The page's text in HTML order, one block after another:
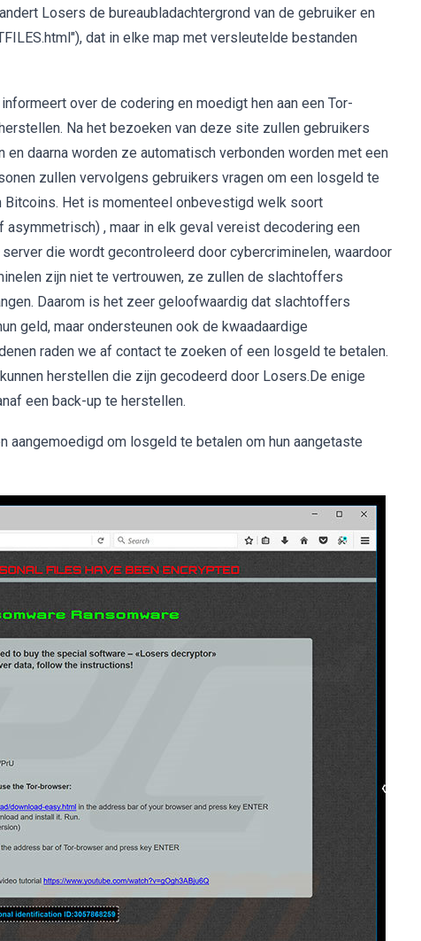
Losers de bureaubladachtergrond van de gebruiker en
dat in elke map met versleutelde bestanden
over de codering en moedigt hen aan een Tor-
Na het bezoeken van deze site zullen gebruikers
daarna worden ze automatisch verbonden worden met een
zullen vervolgens gebruikers vragen om een ​​losgeld te
Het is momenteel onbevestigd welk soort
, maar in elk geval vereist decodering een
die wordt gecontroleerd door cybercriminelen, waardoor
zijn niet te vertrouwen, ze zullen de slachtoffers
Daarom is het zeer geloofwaardig dat slachtoffers
geld, maar ondersteunen ook de kwaadaardige
raden we af contact te zoeken of een losgeld te betalen.
herstellen die zijn gecodeerd door Losers.De enige
een back-up te herstellen.
aangemoedigd om losgeld te betalen om hun aangetaste